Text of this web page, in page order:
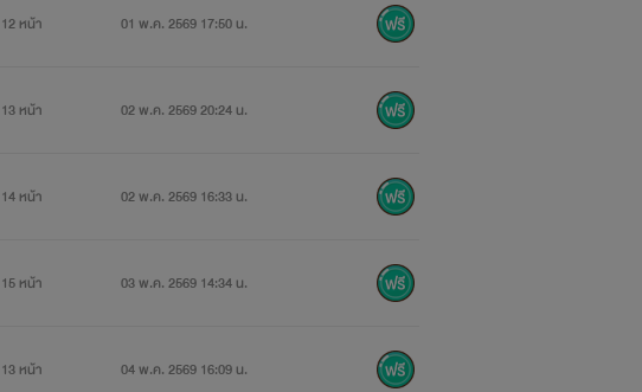
12 หน้า 01 พ.ค. 2569 17:50 น.
13 หน้า 02 พ.ค. 2569 20:24 น.
14 หน้า 02 พ.ค. 2569 16:33 น.
15 หน้า 03 พ.ค. 2569 14:34 น.
13 หน้า 04 พ.ค. 2569 16:09 น.